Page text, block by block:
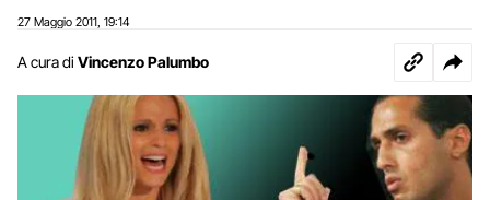
27 Maggio 2011 19:14
A cura di Vincenzo Palumbo